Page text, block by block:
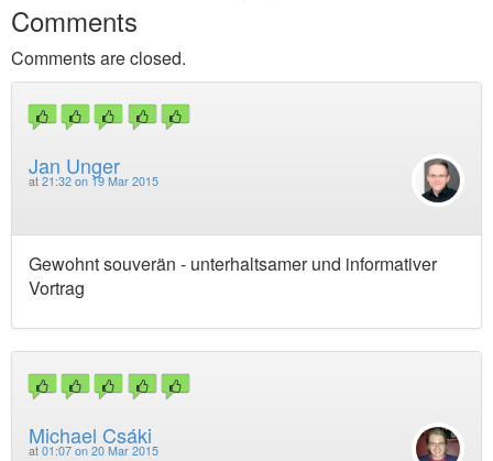
Comments
Comments are closed.
Jan Unger
at 21:32 on 19 Mar 2015
Gewohnt souverän - unterhaltsamer und informativer
Vortrag
Michael Csáki
at 01:07 on 20 Mar 2015